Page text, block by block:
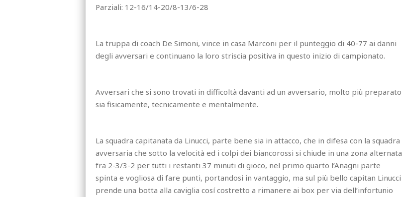
Parziali: 12-16/14-20/8-13/6-28
La truppa di coach De Simoni, vince in casa Marconi per il punteggio di 40-77 ai danni
degli avversari e continuano la loro striscia positiva in questo inizio di campionato.
Avversari che si sono trovati in difficoltà davanti ad un avversario, molto più preparato
sia fisicamente, tecnicamente e mentalmente.
La squadra capitanata da Linucci, parte bene sia in attacco, che in difesa con la squadra
avversaria che sotto la velocità ed i colpi dei biancorossi si chiude in una zona alternata
fra 2-3/3-2 per tutti i restanti 37 minuti di gioco, nel primo quarto l’Anagni parte
spinta e vogliosa di fare punti, portandosi in vantaggio, ma sul più bello capitan Linucci
prende una botta alla caviglia cosí costretto a rimanere ai box per via dell’infortunio